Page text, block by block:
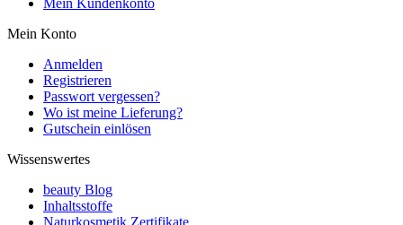
Mein Konto
Anmelden
Registrieren
Passwort vergessen?
Wo ist meine Lieferung?
Gutschein einlösen
Wissenswertes
beauty Blog
Inhaltsstoffe
Naturkosmetik Zertifikate